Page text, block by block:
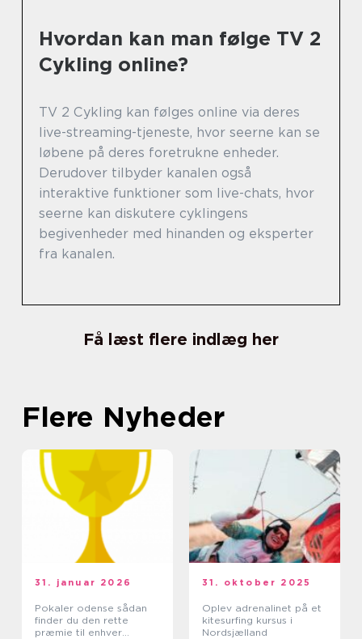
Hvordan kan man følge TV 2
Cykling online?
TV 2 Cykling kan følges online via deres
live-streaming-tjeneste, hvor seerne kan se
løbene på deres foretrukne enheder.
Derudover tilbyder kanalen også
interaktive funktioner som live-chats, hvor
seerne kan diskutere cyklingens
begivenheder med hinanden og eksperter
fra kanalen.
Få læst flere indlæg her
Flere Nyheder
31. januar 2026
Pokaler odense sådan
finder du den rette
præmie til enhver
31. oktober 2025
Oplev adrenalinet på et
kitesurfing kursus i
Nordsjælland